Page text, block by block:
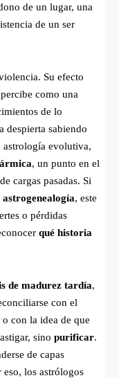
de un lugar, una
de un ser
Su efecto
percibe como una
de lo
despierta sabiendo
astrología evolutiva,
, un punto en el
cargas pasadas. Si
astrogenealogía, este
o pérdidas
qué historia
de madurez tardía,
con el
con la idea de que
sino purificar.
de capas
eso, los astrólogos